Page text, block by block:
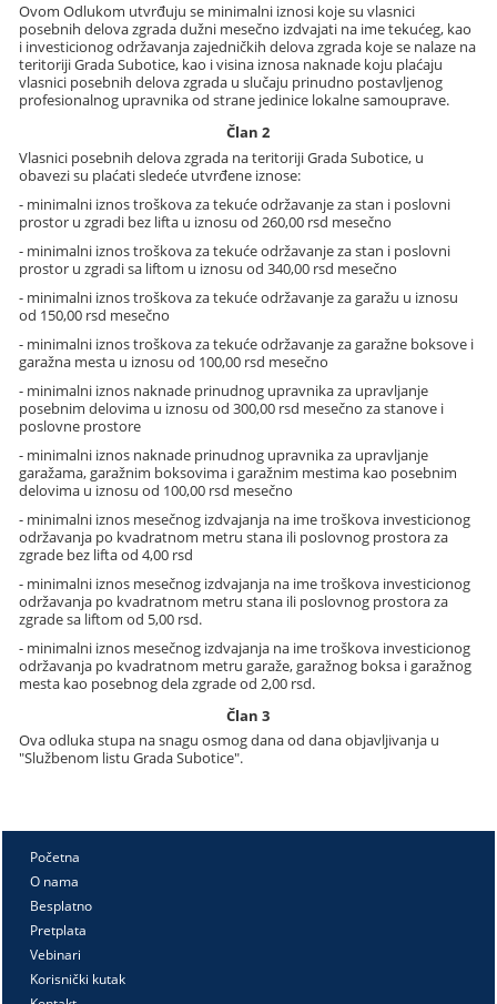
Ovom Odlukom utvrđuju se minimalni iznosi koje su vlasnici
posebnih delova zgrada dužni mesečno izdvajati na ime tekućeg, kao
i investicionog održavanja zajedničkih delova zgrada koje se nalaze na
teritoriji Grada Subotice, kao i visina iznosa naknade koju plaćaju
vlasnici posebnih delova zgrada u slučaju prinudno postavljenog
profesionalnog upravnika od strane jedinice lokalne samouprave.
Član 2
Vlasnici posebnih delova zgrada na teritoriji Grada Subotice, u
obavezi su plaćati sledeće utvrđene iznose:
- minimalni iznos troškova za tekuće održavanje za stan i poslovni
prostor u zgradi bez lifta u iznosu od 260,00 rsd mesečno
- minimalni iznos troškova za tekuće održavanje za stan i poslovni
prostor u zgradi sa liftom u iznosu od 340,00 rsd mesečno
- minimalni iznos troškova za tekuće održavanje za garažu u iznosu
od 150,00 rsd mesečno
- minimalni iznos troškova za tekuće održavanje za garažne boksove i
garažna mesta u iznosu od 100,00 rsd mesečno
- minimalni iznos naknade prinudnog upravnika za upravljanje
posebnim delovima u iznosu od 300,00 rsd mesečno za stanove i
poslovne prostore
- minimalni iznos naknade prinudnog upravnika za upravljanje
garažama, garažnim boksovima i garažnim mestima kao posebnim
delovima u iznosu od 100,00 rsd mesečno
- minimalni iznos mesečnog izdvajanja na ime troškova investicionog
održavanja po kvadratnom metru stana ili poslovnog prostora za
zgrade bez lifta od 4,00 rsd
- minimalni iznos mesečnog izdvajanja na ime troškova investicionog
održavanja po kvadratnom metru stana ili poslovnog prostora za
zgrade sa liftom od 5,00 rsd.
- minimalni iznos mesečnog izdvajanja na ime troškova investicionog
održavanja po kvadratnom metru garaže, garažnog boksa i garažnog
mesta kao posebnog dela zgrade od 2,00 rsd.
Član 3
Ova odluka stupa na snagu osmog dana od dana objavljivanja u
"Službenom listu Grada Subotice".
Početna
O nama
Besplatno
Pretplata
Vebinari
Korisnički kutak